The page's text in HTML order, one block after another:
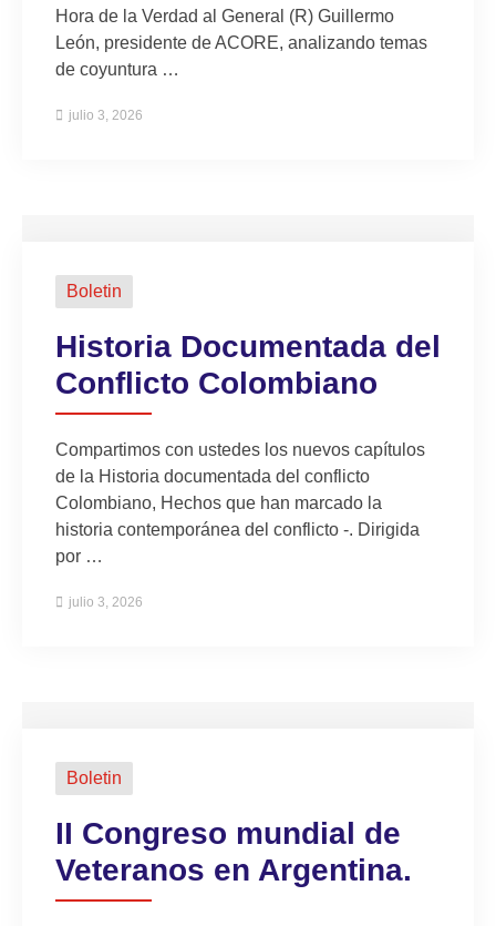
Hora de la Verdad al General (R) Guillermo
León, presidente de ACORE, analizando temas
de coyuntura …
julio 3, 2026
Boletin
Historia Documentada del
Conflicto Colombiano
Compartimos con ustedes los nuevos capítulos
de la Historia documentada del conflicto
Colombiano, Hechos que han marcado la
historia contemporánea del conflicto -. Dirigida
por …
julio 3, 2026
Boletin
II Congreso mundial de
Veteranos en Argentina.